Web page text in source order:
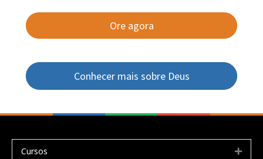
Ore agora
Conhecer mais sobre Deus
Cursos